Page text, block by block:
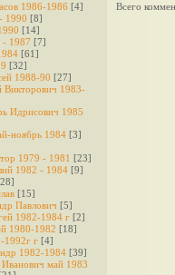
1986-1986 [4]
1990 [8]
[14]
- 1987 [7]
[61]
[32]
1988-90 [27]
Викторович 1983-
Идрисович 1985
ноябрь 1984 [3]
1979 - 1981 [23]
1982 - 1984 [9]
[15]
Павлович [5]
1982-1984 г [2]
1980-1982 [18]
1992г г [4]
1982-1984 [39]
Иванович май 1983
Всего